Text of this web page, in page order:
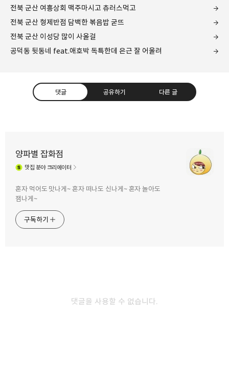
전북 군산 여흥상회 맥주마시고 츄러스먹고
전북 군산 형제반점 담백한 볶음밥 굳뜨
전북 군산 이성당 많이 사올걸
공덕동 뒷동네 feat.애호박 독특한데 은근 잘 어울려
댓글 공유하기 다른 글
양파별 잡화점
맛집 분야 크리에이터
혼자 먹어도 맛나게~ 혼자 떠나도 신나게~ 혼자 놀아도
잼나게~
구독하기
댓글을 사용할 수 없습니다.
속이 쓰리고 아픈 줄 뻔히 알면서도 매운 음식을 먹는다. 굳이 직접